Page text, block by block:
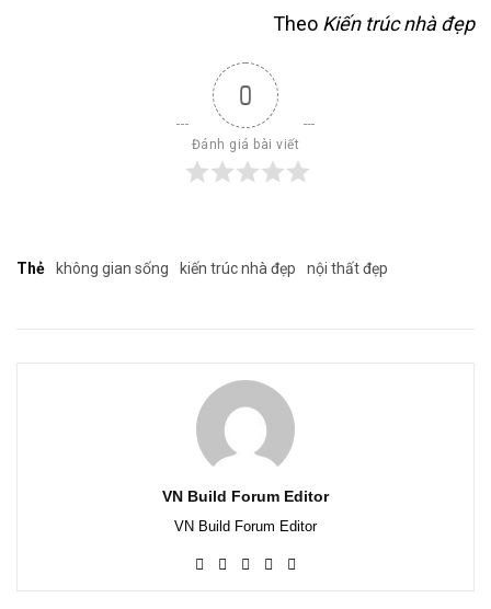
Theo Kiến trúc nhà đẹp
0
Đánh giá bài viết
Thẻ không gian sống kiến trúc nhà đẹp nội thất đẹp
VN Build Forum Editor
VN Build Forum Editor